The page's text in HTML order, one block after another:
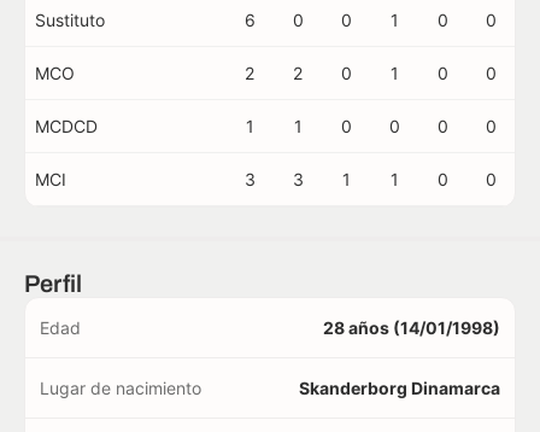
Sustituto 6 0 0 1 0 0
MCO 2 2 0 1 0 0
MCDCD 1 1 0 0 0 0
MCI 3 3 1 1 0 0
Perfil
Edad 28 años (14/01/1998)
Lugar de nacimiento Skanderborg Dinamarca